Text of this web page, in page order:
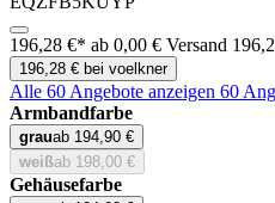
196,28 €* ab 0,00 € Versand
196,28 € bei voelkner
Alle 60 Angebote anzeigen 60
Armbandfarbe
grauab 194,90 €
weißab 198,00 €
Gehäusefarbe